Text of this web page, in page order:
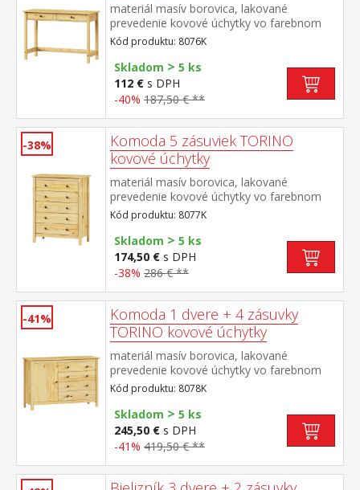
materiál masív borovica, lakované
prevedenie kovové úchytky vo farebnom
prevedení černená mosadz dve zásuvky s
kovovými pojazdmi
Kód produktu: 8076K
Skladom > 5 ks
112 € s DPH
-40% 187,50 € **
-38%
Komoda 5 zásuviek TORINO
kovové úchytky
materiál masív borovica, lakované
prevedenie kovové úchytky vo farebnom
prevedení černená mosadz 5 zásuviek s
kovovými pojazdmi
Kód produktu: 8077K
Skladom > 5 ks
174,50 € s DPH
-38% 286 € **
-41%
Komoda 1 dvere + 4 zásuvky
TORINO kovové úchytky
materiál masív borovica, lakované
prevedenie kovové úchytky vo farebnom
prevedení černená mosadz 1 dvierka a 4
zásuvky s kovovými pojazdmi
Kód produktu: 8078K
Skladom > 5 ks
245,50 € s DPH
-41% 419,50 € **